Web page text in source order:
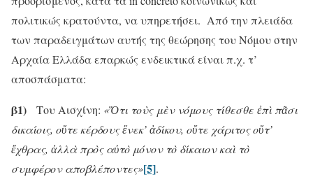
πολιτικώς κρατούντα, να υπηρετήσει. Από την πλειάδα
των παραδειγμάτων αυτής της θεώρησης του Νόμου στην
Αρχαία Ελλάδα επαρκώς ενδεικτικά είναι π.χ. τ’
αποσπάσματα:
β1) Του Αισχίνη: «Ὅτι τοὺς μὲν νόμους τίθεσθε ἐπὶ πᾶσι
δικαίοις, οὔτε κέρδους ἕνεκ’ ἀδίκου, οὔτε χάριτος οὔτ’
ἔχθρας, ἀλλὰ πρὸς αὐτὸ μόνον τὸ δίκαιον καὶ τὸ
συμφέρον αποβλέποντες»[5].